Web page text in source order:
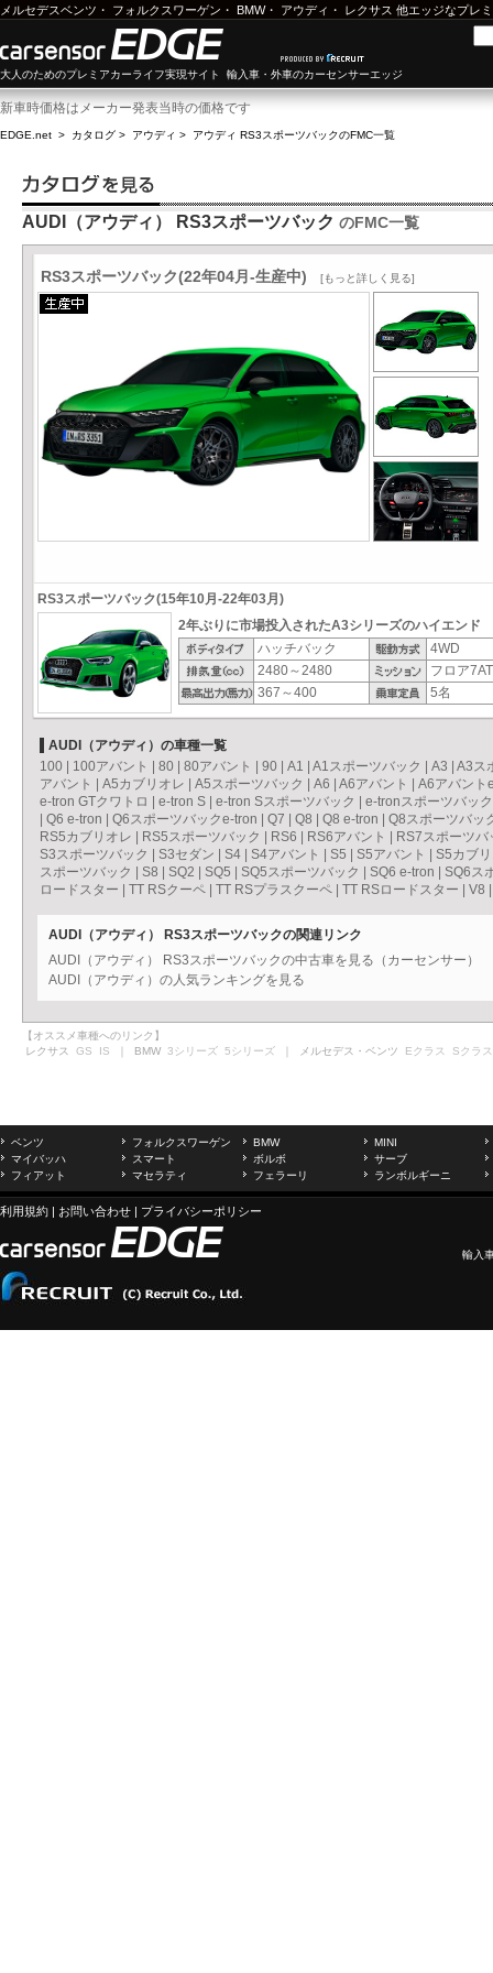
メルセデスベンツ ・ フォルクスワーゲン ・ BMW・ アウディ ・ レクサス 他エッジなプレ
大人のためのプレミアカーライフ実現サイト 輸入車・外車のカーセンサーエッジ
新車時価格はメーカー発表当時の価格です
EDGE.net > カタログ > アウディ > アウディ RS3スポーツバックのFMC一覧
AUDI（アウディ） RS3スポーツバック のFMC一覧
RS3スポーツバック(22年04月-生産中) [もっと詳しく見る]
RS3スポーツバック(15年10月-22年03月)
2年ぶりに市場投入されたA3シリーズのハイエンド
ハッチバック
4WD
2480～2480
フロア7AT
367～400
5名
AUDI（アウディ）の車種一覧
100
100アバント 80 80アバント 90 A1 A1スポーツバック A3
A3ス
アバント
A5カブリオレ A5スポーツバック A6 A6アバント
A6アバント
e-tron GTクワトロ
e-tron S e-tron Sスポーツバック
e-tronスポーツバック
Q6 e-tron Q6スポーツバックe-tron Q7 Q8 Q8 e-tron
Q8スポーツバッ
RS5カブリオレ
RS5スポーツバック RS6 RS6アバント
RS7スポーツバ
S3スポーツバック
S3セダン S4 S4アバント S5 S5アバント
S5カブ
スポーツバック
S8 SQ2 SQ5 SQ5スポーツバック SQ6 e-tron
SQ6ス
ロードスター
TT RSクーペ TT RSプラスクーペ TT RSロードスター V8
AUDI（アウディ） RS3スポーツバックの関連リンク
AUDI（アウディ） RS3スポーツバックの中古車を見る（カーセンサー）
AUDI（アウディ）の人気ランキングを見る
【オススメ車種へのリンク】
レクサス GS IS ｜ BMW 3シリーズ 5シリーズ ｜ メルセデス・ベンツ Eクラス Sクラス
ベンツ フォルクスワーゲン BMW
MINI
マイバッハ
スマート ボルボ
サーブ
フィアット
マセラティ フェラーリ ランボルギーニ
利用規約 | お問い合わせ | プライバシーポリシー
輸入